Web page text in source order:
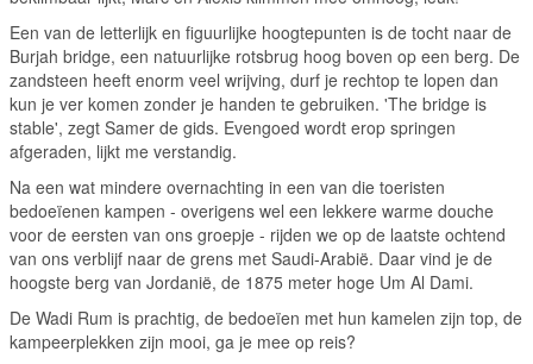
Een van de letterlijk en figuurlijke hoogtepunten is de tocht naar de
Burjah bridge, een natuurlijke rotsbrug hoog boven op een berg. De
zandsteen heeft enorm veel wrijving, durf je rechtop te lopen dan
kun je ver komen zonder je handen te gebruiken. 'The bridge is
stable', zegt Samer de gids. Evengoed wordt erop springen
afgeraden, lijkt me verstandig.
Na een wat mindere overnachting in een van die toeristen
bedoeïenen kampen - overigens wel een lekkere warme douche
voor de eersten van ons groepje - rijden we op de laatste ochtend
van ons verblijf naar de grens met Saudi-Arabië. Daar vind je de
hoogste berg van Jordanië, de 1875 meter hoge Um Al Dami.
De Wadi Rum is prachtig, de bedoeïen met hun kamelen zijn top, de
kampeerplekken zijn mooi, ga je mee op reis?